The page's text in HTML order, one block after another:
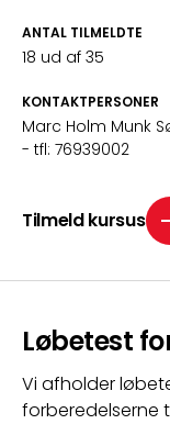
Løbetest
Vi afholder
forberedelserne
ANTAL TILMELDTE
18 ud af 35
KONTAKTPERSONER
Marc Holm Munk
- tfl: 76939002
Tilmeld kursus